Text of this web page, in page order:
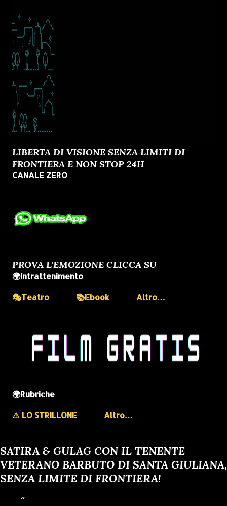
LIBERTA DI VISIONE SENZA LIMITI DI
FRONTIERA E NON STOP 24H
CANALE ZERO
PROVA L'EMOZIONE CLICCA SU
🌍Intrattenimento
🎭Teatro
📚Ebook Altro…
🌍Rubriche
⚠️ LO STRILLONE
Altro…
SATIRA & GULAG CON IL TENENTE
VETERANO BARBUTO DI SANTA GIULIANA,
SENZA LIMITE DI FRONTIERA!